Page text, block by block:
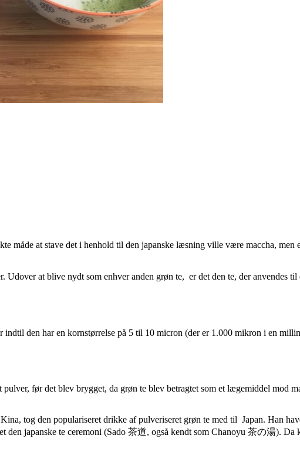
måde at stave det i henhold til den japanske læsning ville være maccha,
at blive nydt som enhver anden grøn te, er det den te, der anvendes
den har en kornstørrelse på 5 til 10 micron (der er 1.000 mikron i en
før det blev brygget, da grøn te blev betragtet som et lægemiddel mod
tog den populariseret drikke af pulveriseret grøn te med til Japan. Han
japanske te ceremoni (Sado 茶道, også kendt som Chanoyu 茶の湯). Da